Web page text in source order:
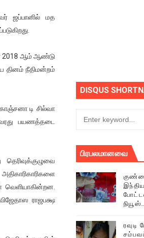
- 26.09.2021 சுவிஸ்
கவனயீர்ப்புப் போராட்டத்தில் திரண்ட
தெரியுமா?
ஜப்பானில் மத
2018 ஆம் ஆண்டு
தினம் நீதிமன்றம்
டி சில்வா
பயணத்தடை
ராஜபக்ஷ
DISQUS
பிரபலமானவை